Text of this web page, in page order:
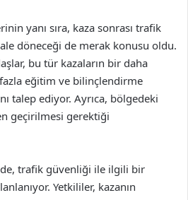
yanı sıra, kaza sonrası trafik
döneceği de merak konusu oldu.
bu tür kazaların bir daha
eğitim ve bilinçlendirme
talep ediyor. Ayrıca, bölgedeki
geçirilmesi gerektiği
trafik güvenliği ile ilgili bir
Yetkililer, kazanın